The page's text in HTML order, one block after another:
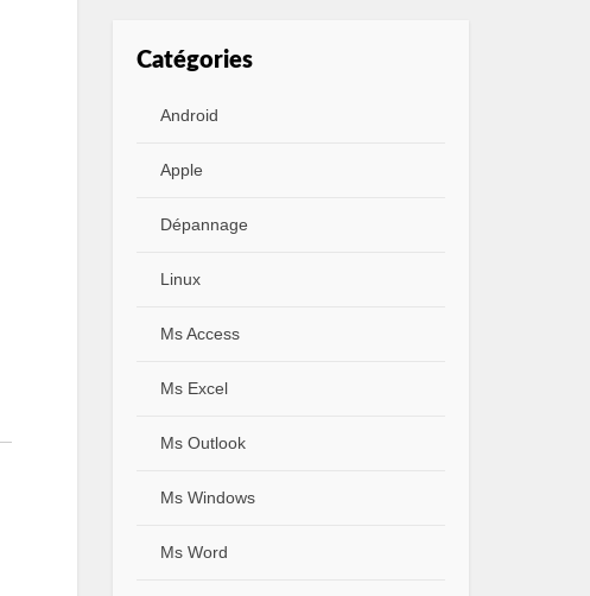
Catégories
Android
Apple
Dépannage
Linux
Ms Access
Ms Excel
Ms Outlook
Ms Windows
Ms Word